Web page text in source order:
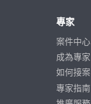
專家
案件中心
成為專家
如何接案
專家指南